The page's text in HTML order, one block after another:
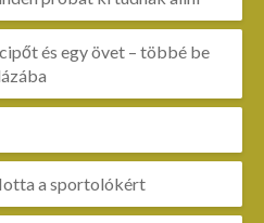
és egy övet – többé be
a sportolókért